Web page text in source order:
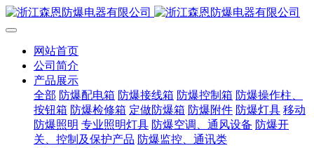
网站首页
公司简介
产品展示
全部 防爆配电箱 防爆接线箱 防爆控制箱 防爆操作柱、
按钮箱 防爆检修箱 定做防爆箱 防爆附件 防爆灯具 移动
防爆照明 专业照明灯具 防爆空调、通风设备 防爆开
关、控制及保护产品 防爆监控、通讯类